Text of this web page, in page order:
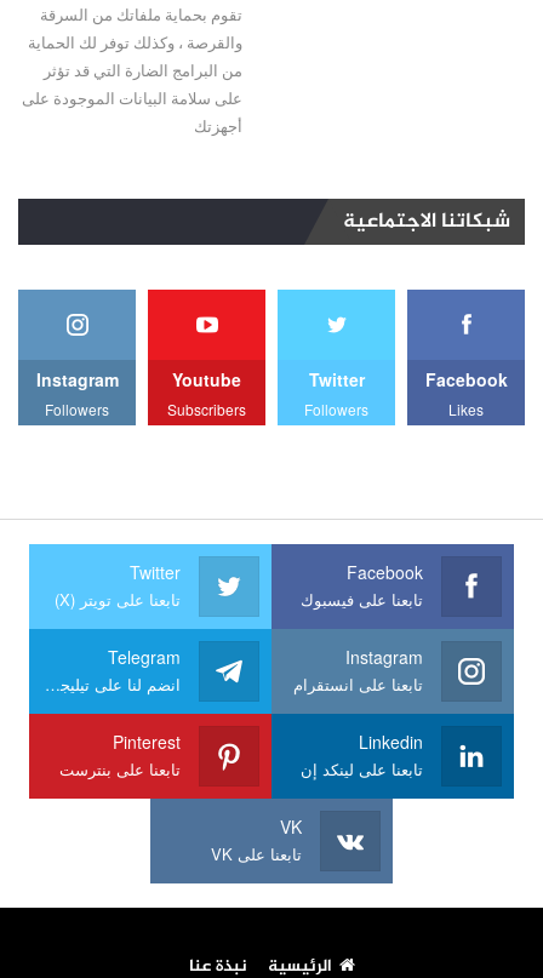
تقوم بحماية ملفاتك من السرقة
والقرصة ، وكذلك توفر لك الحماية
من البرامج الضارة التي قد تؤثر
على سلامة البيانات الموجودة على
أجهزتك
شبكاتنا الاجتماعية
Facebook
Likes
Twitter
Followers
Youtube
Subscribers
Instagram
Followers
Facebook
تابعنا على فيسبوك
Twitter
تابعنا على تويتر (X)
Instagram
تابعنا على انستقرام
Telegram
انضم لنا على تيليجرام
Linkedin
تابعنا على لينكد إن
Pinterest
تابعنا على بنترست
VK
تابعنا على VK
الرئيسية نبذة عنا